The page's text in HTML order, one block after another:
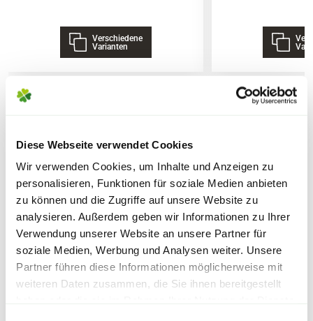
Diese Webseite verwendet Cookies
Wir verwenden Cookies, um Inhalte und Anzeigen zu
personalisieren, Funktionen für soziale Medien anbieten
zu können und die Zugriffe auf unsere Website zu
analysieren. Außerdem geben wir Informationen zu Ihrer
Verwendung unserer Website an unsere Partner für
soziale Medien, Werbung und Analysen weiter. Unsere
Partner führen diese Informationen möglicherweise mit
weiteren Daten zusammen, die Sie ihnen bereitgestellt
10 bis 40 mm für Beete und
Blumenrabatte
20 bis 60 mm für Gehwege
60 bis 120 mm für Spielflächen und
Lieferhinweise
FOLGENDE VERSANDKOSTEN
PAKETVERSAND
6,95€für Standardpakete (z.B.Dünger oder
Zubehör)
7,95€für größere Pakete (z.B. Pflanzen oder
Erde)
Verschiedene
Varianten